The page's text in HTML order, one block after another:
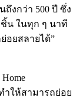
งกว่า 500 ปี ซึ่ง
น ในทุก ๆ นาที
อยสลายได้”
ำให้สามารถย่อย